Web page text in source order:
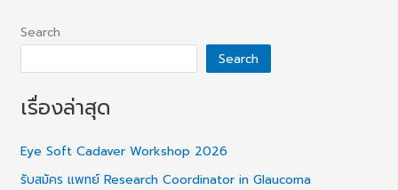
Search
Search
เรื่องล่าสุด
Eye Soft Cadaver Workshop 2026
รับสมัคร แพทย์ Research Coordinator in Glaucoma